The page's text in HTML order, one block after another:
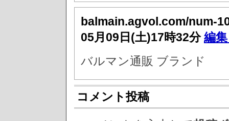
balmain.agvol.com/num-
05月09日(土)17時32分編
バルマン通販 ブランド
コメント投稿